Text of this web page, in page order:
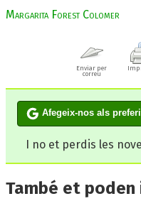
Margarita Forest Colomer
Enviar per
correu
Afegeix-nos als
I no et perdis les
També et